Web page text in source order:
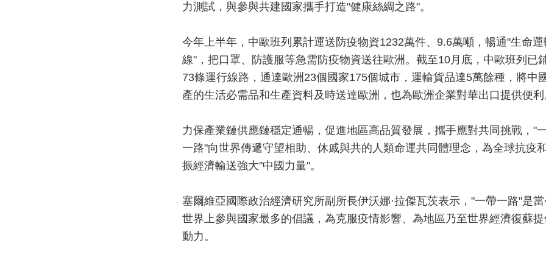
力測試，與參與共建國家攜手打造"健康絲綢之路"。
今年上半年，中歐班列累計運送防疫物資1232萬件、9.6萬噸，暢通"生命運
線"，把口罩、防護服等急需防疫物資送往歐洲。截至10月底，中歐班列已
73條運行線路，通達歐洲23個國家175個城市，運輸貨品達5萬餘種，將中
產的生活必需品和生產資料及時送達歐洲，也為歐洲企業對華出口提供便利
力保產業鏈供應鏈穩定通暢，促進地區高品質發展，攜手應對共同挑戰，"
一路"向世界傳遞守望相助、休戚與共的人類命運共同體理念，為全球抗疫
振經濟輸送強大"中國力量"。
塞爾維亞國際政治經濟研究所副所長伊沃娜·拉傑瓦茨表示，"一帶一路"是當
世界上參與國家最多的倡議，為克服疫情影響、為地區乃至世界經濟復蘇
動力。